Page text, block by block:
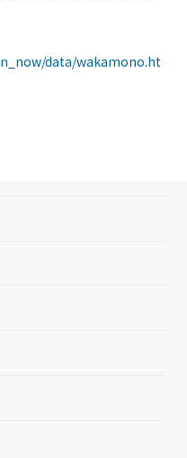
data/wakamono.ht